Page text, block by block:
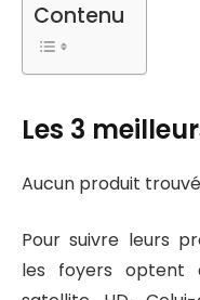
Contenu
Les 3
Aucun produit
Pour suivre leurs
les foyers optent